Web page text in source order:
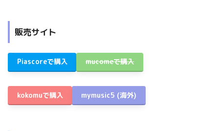
販売サイト
Piascoreで購入 mucomeで購入
kokomuで購入 mymusic5 (海外)